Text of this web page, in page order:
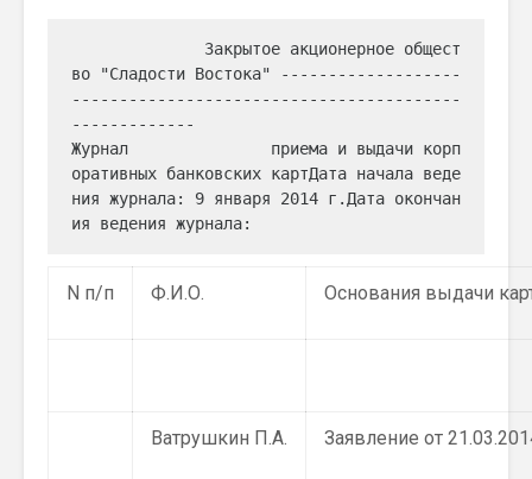
во "Сладости Востока" -------------------
-----------------------------------------
-------------
Журнал               приема и выдачи корп
оративных банковских картДата начала веде
ния журнала: 9 января 2014 г.Дата окончан
ия ведения журнала:
N п/п Ф.И.О. Основания выдачи
Ватрушкин П.А. Заявление от